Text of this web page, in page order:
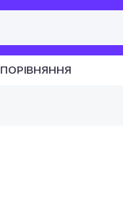
ПОРІВНЯННЯ